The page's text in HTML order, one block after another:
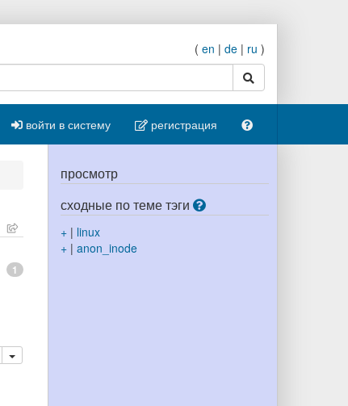
( en | de | ru )
поиск
войти в систему регистрация
1
просмотр
сходные по теме тэги
+| linux
+| anon_inode